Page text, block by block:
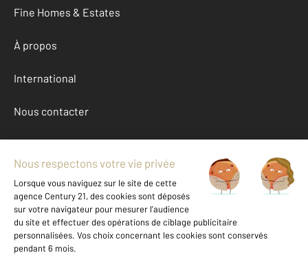
Fine Homes & Estates
À propos
International
Nous contacter
Mentions légales & CGU et Barèmes d'honoraires
Données personnelles
Gestionnaire des cookies